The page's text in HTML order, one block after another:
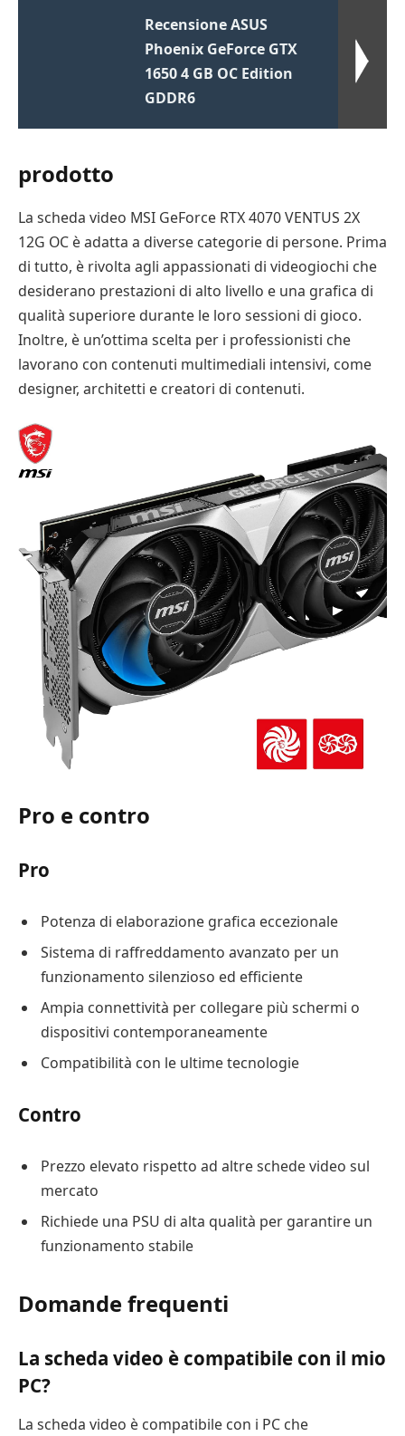
Recensione ASUS
Phoenix GeForce GTX
1650 4 GB OC Edition
GDDR6
prodotto
La scheda video MSI GeForce RTX 4070 VENTUS 2X
12G OC è adatta a diverse categorie di persone. Prima
di tutto, è rivolta agli appassionati di videogiochi che
desiderano prestazioni di alto livello e una grafica di
qualità superiore durante le loro sessioni di gioco.
Inoltre, è un’ottima scelta per i professionisti che
lavorano con contenuti multimediali intensivi, come
designer, architetti e creatori di contenuti.
Pro e contro
Pro
Potenza di elaborazione grafica eccezionale
Sistema di raffreddamento avanzato per un
funzionamento silenzioso ed efficiente
Ampia connettività per collegare più schermi o
dispositivi contemporaneamente
Compatibilità con le ultime tecnologie
Contro
Prezzo elevato rispetto ad altre schede video sul
mercato
Richiede una PSU di alta qualità per garantire un
funzionamento stabile
Domande frequenti
La scheda video è compatibile con il mio
PC?
La scheda video è compatibile con i PC che